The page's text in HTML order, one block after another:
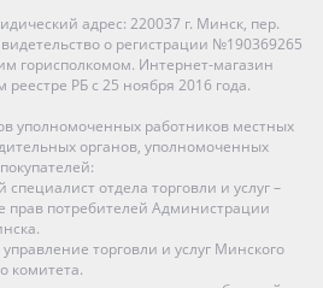
адрес: 220037 г. Минск, пер.
о регистрации №190369265
горисполкомом. Интернет-магазин
реестре РБ с 25 ноября 2016 года.
уполномоченных работников местных
органов, уполномоченных
отдела торговли и услуг –
потребителей Администрации
торговли и услуг Минского
комитета.